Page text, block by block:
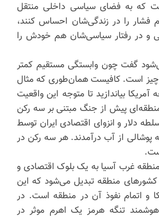
که به فضای سیاسی داخلی منتقل
فشار را در زندگی‌شان احساس کنند،
و در رفتار سیاسی‌شان هم خودش را
گفت چون وابستگی مستقیم کمتر
است. کافیست همان‌طوری که مثال
بیاندازید تا متوجه این واقعیت
پیش از جنگ مبتنی بر سه رکن
دلار و انزوای اقتصادی ایران توسط
پوشالی از آب درآمدند. هر سه رکن در
غرب آسیا به یک بلوک اقتصادی و
منطقه تبدیل می‌شود که این
و اتمام نفوذ آن در منطقه است. در
هوشمند تنگه هرمز یک اهرم موثر در